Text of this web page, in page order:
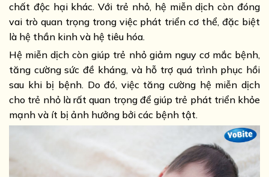
chất độc hại khác. Với trẻ nhỏ, hệ miễn dịch còn đóng
vai trò quan trọng trong việc phát triển cơ thể, đặc biệt
là hệ thần kinh và hệ tiêu hóa.
Hệ miễn dịch còn giúp trẻ nhỏ giảm nguy cơ mắc bệnh,
tăng cường sức đề kháng, và hỗ trợ quá trình phục hồi
sau khi bị bệnh. Do đó, việc tăng cường hệ miễn dịch
cho trẻ nhỏ là rất quan trọng để giúp trẻ phát triển khỏe
mạnh và ít bị ảnh hưởng bởi các bệnh tật.